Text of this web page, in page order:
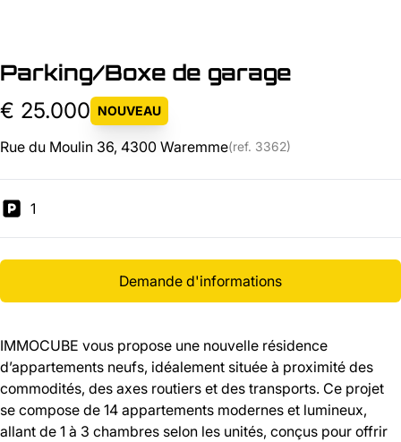
Parking/Boxe de garage
€ 25.000 NOUVEAU
Rue du Moulin 36, 4300 Waremme(ref. 3362)
1
Demande d'informations
IMMOCUBE vous propose une nouvelle résidence
d’appartements neufs, idéalement située à proximité des
commodités, des axes routiers et des transports. Ce projet
se compose de 14 appartements modernes et lumineux,
allant de 1 à 3 chambres selon les unités, conçus pour offrir